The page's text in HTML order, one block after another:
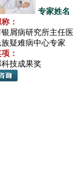
专家姓名
：
屑病研究所主任
疑难病中心专家
：
技成果奖